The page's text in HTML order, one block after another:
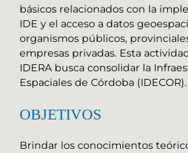
básicos relacionados con la
IDE y el acceso a datos
organismos públicos,
empresas privadas. Esta
IDERA busca consolidar la
Espaciales de Córdoba (IDECOR).
OBJETIVOS
Brindar los conocimientos